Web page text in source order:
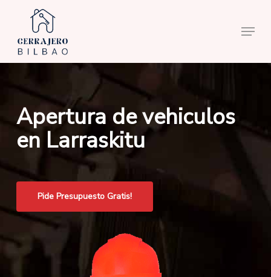
main
content
Menu
Apertura de vehiculos
en Larraskitu
Pide Presupuesto Gratis!